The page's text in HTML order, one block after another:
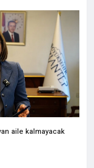
aile kalmayacak